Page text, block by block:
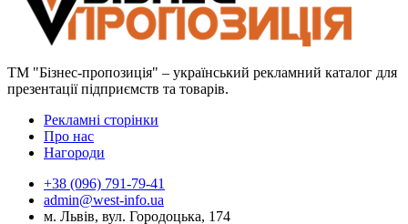
ТМ "Бізнес-пропозиція" – український рекламний каталог для
презентації підприємств та товарів.
Рекламні сторінки
Про нас
Нагороди
+38 (096) 791-79-41
admin@west-info.ua
м. Львів, вул. Городоцька, 174